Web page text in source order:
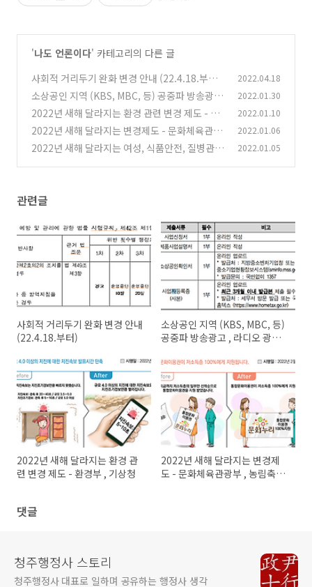
'나도 언론이다' 카테고리의 다른 글
사회적 거리두기 완화 변경 안내 (22.4.18.부터)
(0)
2022.04.18
소상공인 지역 (KBS, MBC, 등) 공중파 방송광고
, 라디오 광고 지원받아 해보세요 (0)
2022.01.30
2022년 새해 달라지는 환경 관련 변경 제도 - 환
경부 , 기상청
(0)
2022.01.10
2022년 새해 달라지는 변경제도 - 문화체육관광
부 , 농림축산식품부 (0)
2022.01.06
2022년 새해 달라지는 여성, 식품안전, 질병관련
2022.01.05
관련글
사회적 거리두기 완화 변경 안내
(22.4.18.부터)
소상공인 지역 (KBS, MBC, 등)
공중파 방송광고 , 라디오 광고
2022년 새해 달라지는 환경 관
련 변경 제도 - 환경부 , 기상청
2022년 새해 달라지는 변경제
도 - 문화체육관광부 , 농림축산
댓글
청주행정사 스토리
청주행정사 대표로 일하며 공유하는 행정사 생각